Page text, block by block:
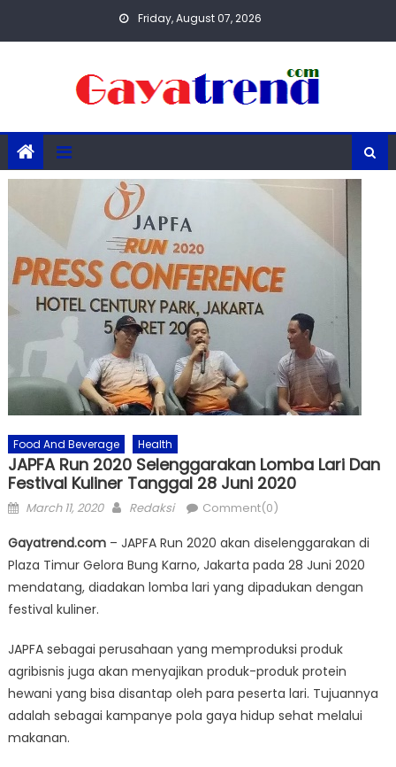
Friday, August 07, 2026
Food And Beverage Health
JAPFA Run 2020 Selenggarakan Lomba Lari Dan
Festival Kuliner Tanggal 28 Juni 2020
Posted
March 11, 2020 Author
Redaksi Comment(0)
Gayatrend.com– JAPFA Run 2020 akan diselenggarakan di
Plaza Timur Gelora Bung Karno, Jakarta pada 28 Juni 2020
mendatang, diadakan lomba lari yang dipadukan dengan
festival kuliner.
JAPFA sebagai perusahaan yang memproduksi produk
agribisnis juga akan menyajikan produk-produk protein
hewani yang bisa disantap oleh para peserta lari. Tujuannya
adalah sebagai kampanye pola gaya hidup sehat melalui
makanan.